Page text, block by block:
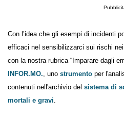
Con l’idea che gli esempi di incidenti
efficaci nel sensibilizzarci sui rischi nei
con la nostra rubrica “Imparare dagli
INFOR.MO., unostrumentoper
infortunio contenuti nell'archivio del